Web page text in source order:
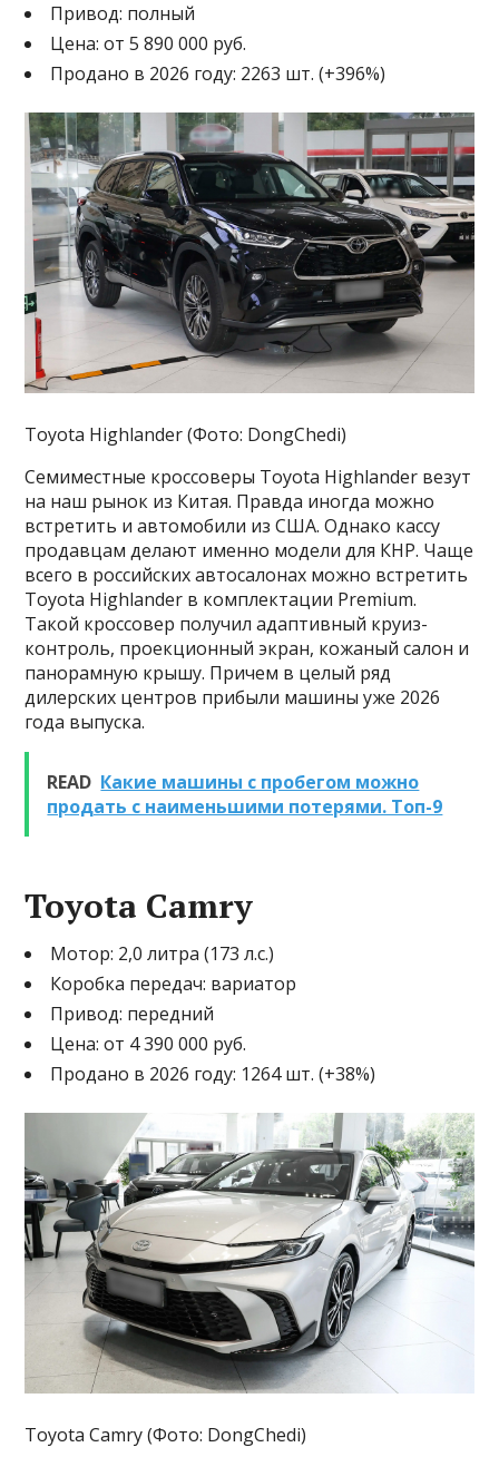
Привод: полный
Цена: от 5 890 000 руб.
Продано в 2026 году: 2263 шт. (+396%)
Toyota Highlander (Фото: DongChedi)
Семиместные кроссоверы Toyota Highlander везут
на наш рынок из Китая. Правда иногда можно
встретить и автомобили из США. Однако кассу
продавцам делают именно модели для КНР. Чаще
всего в российских автосалонах можно встретить
Toyota Highlander в комплектации Premium.
Такой кроссовер получил адаптивный круиз-
контроль, проекционный экран, кожаный салон и
панорамную крышу. Причем в целый ряд
дилерских центров прибыли машины уже 2026
года выпуска.
READ Какие машины с пробегом можно
продать с наименьшими потерями. Топ-9
Toyota Camry
Мотор: 2,0 литра (173 л.с.)
Коробка передач: вариатор
Привод: передний
Цена: от 4 390 000 руб.
Продано в 2026 году: 1264 шт. (+38%)
Toyota Camry (Фото: DongChedi)